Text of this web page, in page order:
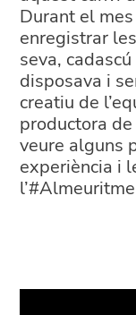
Durant el
enregistrar
seva,
disposava i
creatiu de
productora
veure alguns
experiència i